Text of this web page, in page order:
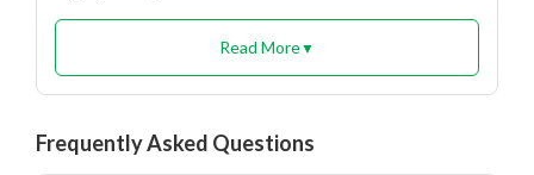
Read More▼
Frequently Asked Questions